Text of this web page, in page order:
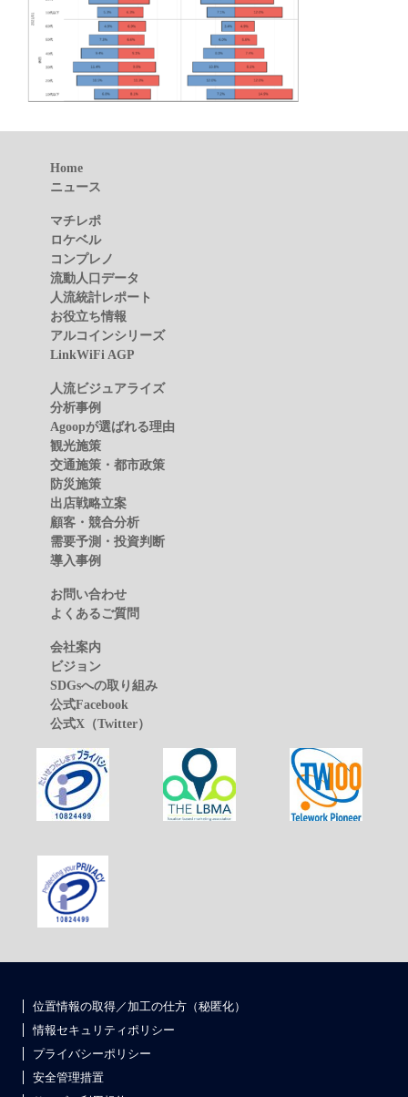
Home
ニュース
マチレポ
ロケベル
コンプレノ
流動人口データ
人流統計レポート
お役立ち情報
アルコインシリーズ
LinkWiFi AGP
人流ビジュアライズ
分析事例
Agoopが選ばれる理由
観光施策
交通施策・都市政策
防災施策
出店戦略立案
顧客・競合分析
需要予測・投資判断
導入事例
お問い合わせ
よくあるご質問
会社案内
ビジョン
SDGsへの取り組み
公式Facebook
公式X（Twitter）
位置情報の取得／加工の仕方（秘匿化）
情報セキュリティポリシー
プライバシーポリシー
安全管理措置